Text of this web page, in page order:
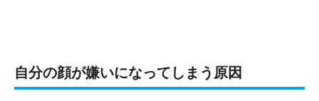
自分の顔が嫌いになってしまう原因